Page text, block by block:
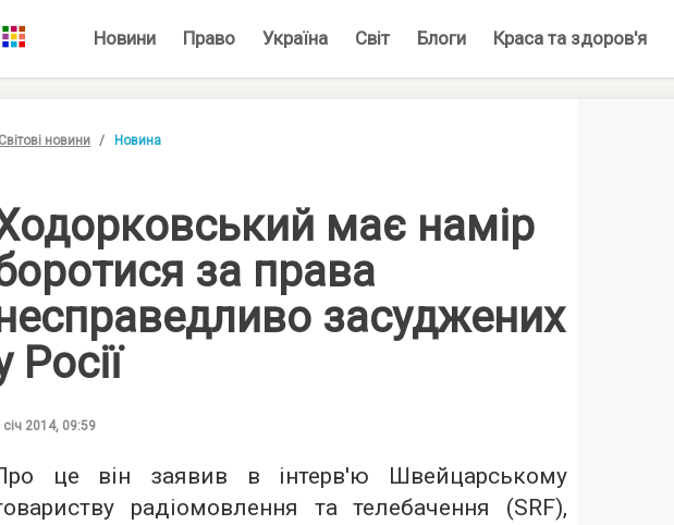
Новини Право Україна Світ Блоги Краса та здоров'я
Світові новини Новина
має намір
за права
засуджених
Росії
січ 2014, 09:59
це він заявив в інтерв'ю Швейцарському
радіомовлення та телебачення (SRF),